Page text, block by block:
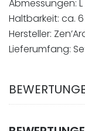
Abmessungen:
Haltbarkeit: ca.
Hersteller:
Lieferumfang: